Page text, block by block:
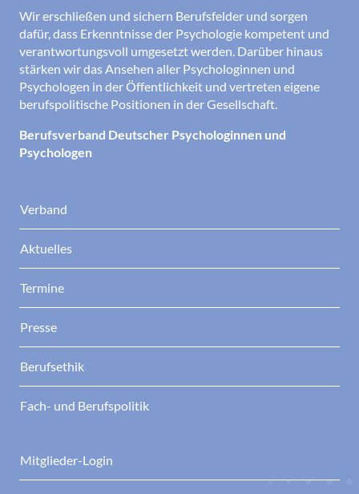
Wir erschließen und sichern Berufsfelder und sorgen
dafür, dass Erkenntnisse der Psychologie kompetent und
verantwortungsvoll umgesetzt werden. Darüber hinaus
stärken wir das Ansehen aller Psychologinnen und
Psychologen in der Öffentlichkeit und vertreten eigene
berufspolitische Positionen in der Gesellschaft.
Berufsverband Deutscher Psychologinnen und
Psychologen
Verband
Aktuelles
Termine
Presse
Berufsethik
Fach- und Berufspolitik
Mitglieder-Login